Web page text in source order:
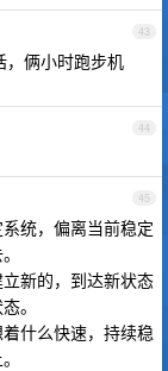
43
，俩小时跑步机
44
45
统，偏离当前稳定
新的，到达新状态
。
什么快速，持续稳